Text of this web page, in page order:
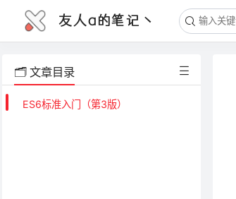
友人a的笔记丶
🗂️ 文章目录
ES6标准入门（第3版）